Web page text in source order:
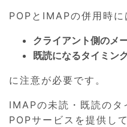
POPとIMAPの併用時に
クライアント側のメ
既読になるタイミン
に注意が必要です。
IMAPの未読・既読のタ
POPサービスを提供し